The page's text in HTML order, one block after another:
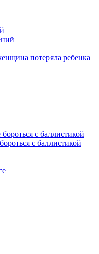
потеряла ребенка
с баллистикой